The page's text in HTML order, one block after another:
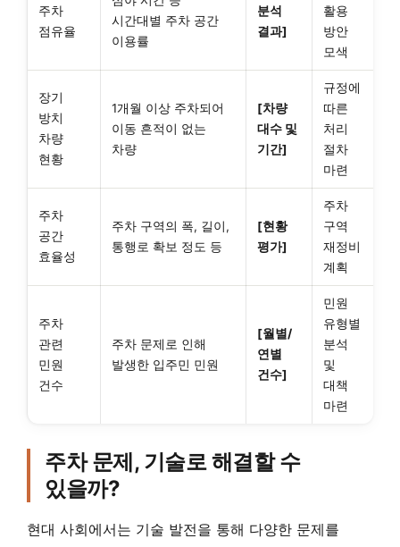
주차
점유율
시간대별 주차 공간
이용률
분석
결과]
활용
방안
모색
장기
방치
차량
현황
1개월 이상 주차되어
이동 흔적이 없는
차량
[차량
대수 및
기간]
규정에
따른
처리
절차
마련
주차
공간
효율성
주차 구역의 폭, 길이,
통행로 확보 정도 등
[현황
평가]
주차
구역
재정비
계획
주차
관련
민원
건수
주차 문제로 인해
발생한 입주민 민원
[월별/
연별
건수]
민원
유형별
분석
및
대책
마련
주차 문제, 기술로 해결할 수
있을까?
현대 사회에서는 기술 발전을 통해 다양한 문제를